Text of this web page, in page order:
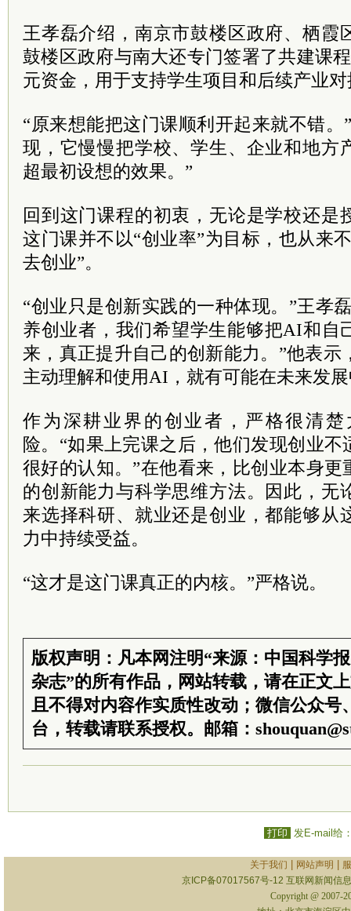
王孝磊介绍，南京市鼓楼区政府、栖霞
鼓楼区政府与南大还专门签署了共建课
元资金，用于支持学生项目和后续产业
“原来想能把这门课顺利开起来就不错。
现，它慢慢把学校、学生、企业和地方
超最初设想的效果。”
回到这门课程的初衷，无论是学校还是
这门课并不以“创业率”为目标，也从来
去创业”。
“创业只是创新实践的一种体现。”王孝
养创业者，我们希望学生能够把AI和自
来，真正提升自己的创新能力。”他表
主动理解和使用AI，就有可能在未来发
作为深耕业界的创业者，严格很清
险。“如果上完课之后，他们发现创业
很好的认知。”在他看来，比创业本身
的创新能力与科学思维方法。因此，无
来选择科研、就业还是创业，都能够从
力中持续受益。
“这才是这门课真正的内核。”严格说。
版权声明：凡本网注明“来源：中国科学
杂志”的所有作品，网站转载，请在正文
且不得对内容作实质性改动；微信公众号
台，转载请联系授权。邮箱：
打印 发E-mail给
关于我们 网站声明
京ICP备07017567号-12 互联网新闻信
Copyright @ 2007-